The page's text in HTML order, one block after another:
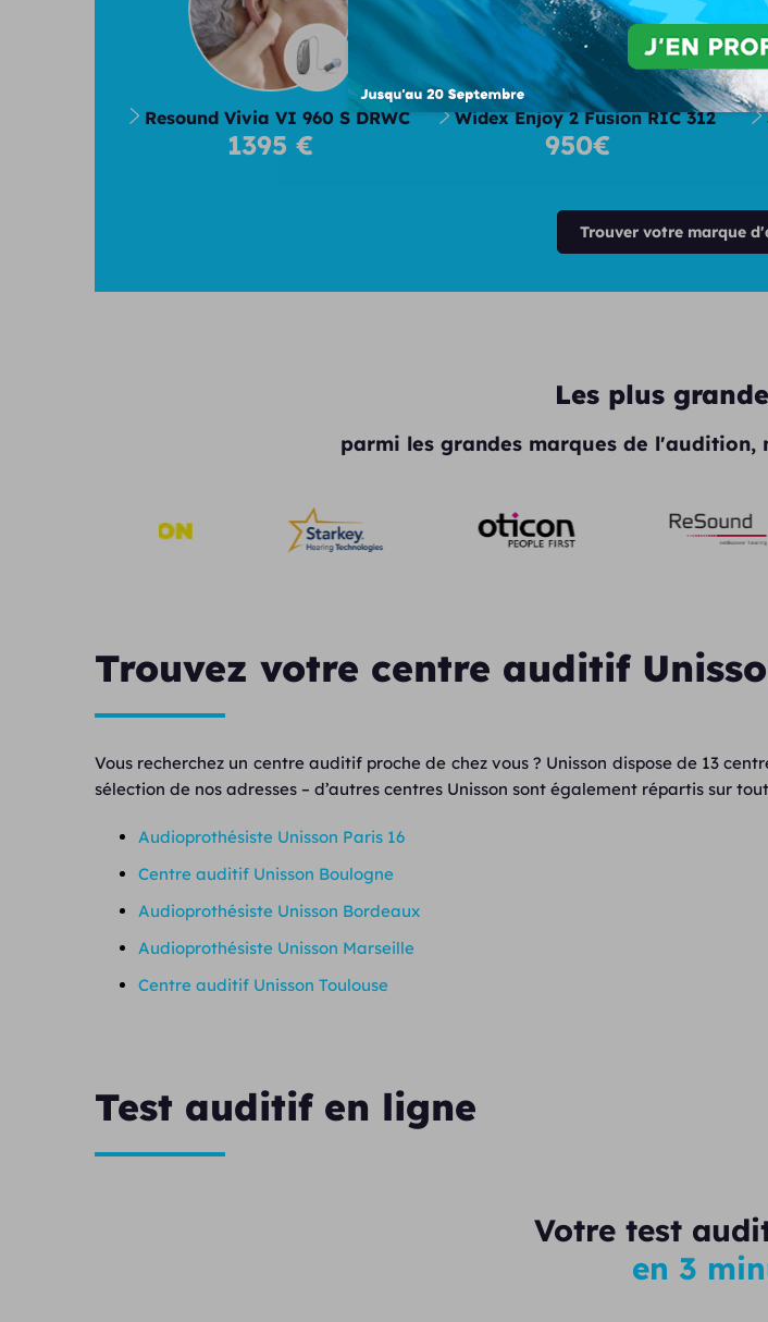
Resound Vivia VI 960 S DRWC
1395 €
Widex Enjoy 2 Fusion RIC 312
950€
Trouver votre marque
Les plus
parmi les grandes marques de
Trouvez votre centre auditif
Vous recherchez un centre auditif proche de chez vous ? Unisson dispose de 13
sélection de nos adresses – d’autres centres Unisson sont également répartis sur
Audioprothésiste Unisson Paris 16
Centre auditif Unisson Boulogne
Audioprothésiste Unisson Bordeaux
Audioprothésiste Unisson Marseille
Centre auditif Unisson Toulouse
Test auditif en ligne
Votre test
en 3